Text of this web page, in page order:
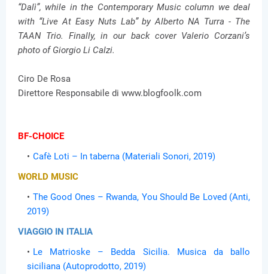
“Dalì”, while in the Contemporary Music column we deal
with “Live At Easy Nuts Lab” by Alberto NA Turra - The
TAAN Trio. Finally, in our back cover Valerio Corzani’s
photo of Giorgio Li Calzi.
Ciro De Rosa
Direttore Responsabile di www.blogfoolk.com
BF-CHOICE
Cafè Loti – In taberna (Materiali Sonori, 2019)
WORLD MUSIC
The Good Ones – Rwanda, You Should Be Loved (Anti,
2019)
VIAGGIO IN ITALIA
Le Matrioske – Bedda Sicilia. Musica da ballo
siciliana (Autoprodotto, 2019)